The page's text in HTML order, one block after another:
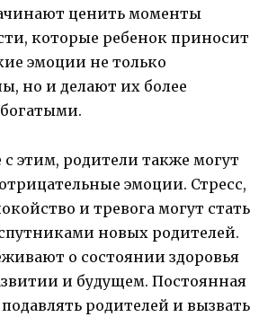
ценить моменты
которые ребенок приносит
эмоции не только
но и делают их более
с этим, родители также могут
эмоции. Стресс,
и тревога могут стать
новых родителей.
о состоянии здоровья
и будущем. Постоянная
родителей и вызвать